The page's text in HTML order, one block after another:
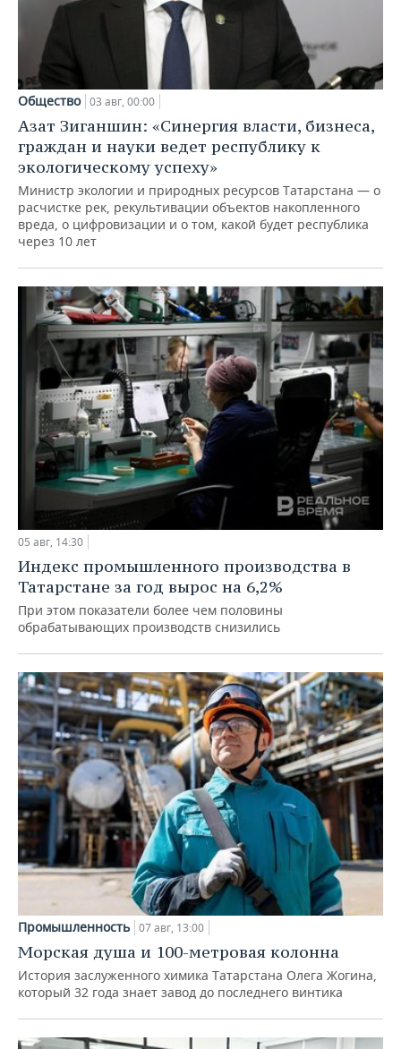
Общество 03 авг, 00:00
Азат Зиганшин: «Синергия власти, бизнеса,
граждан и науки ведет республику к
экологическому успеху»
Министр экологии и природных ресурсов Татарстана — о
расчистке рек, рекультивации объектов накопленного
вреда, о цифровизации и о том, какой будет республика
через 10 лет
05 авг, 14:30
Индекс промышленного производства в
Татарстане за год вырос на 6,2%
При этом показатели более чем половины
обрабатывающих производств снизились
Промышленность 07 авг, 13:00
Морская душа и 100-метровая колонна
История заслуженного химика Татарстана Олега Жогина,
который 32 года знает завод до последнего винтика